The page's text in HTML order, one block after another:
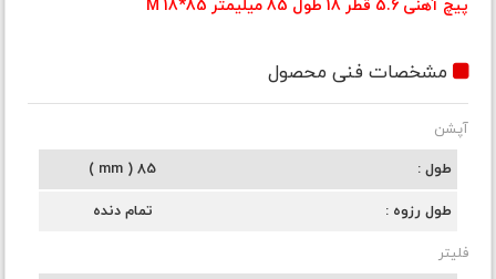
پیچ آهنی 5.6 قطر 18 طول 85 میلیمتر M 18*85
مشخصات فنی محصول
آپشن
طول
85 ( mm )
طول رزوه تمام دنده
فلیتر